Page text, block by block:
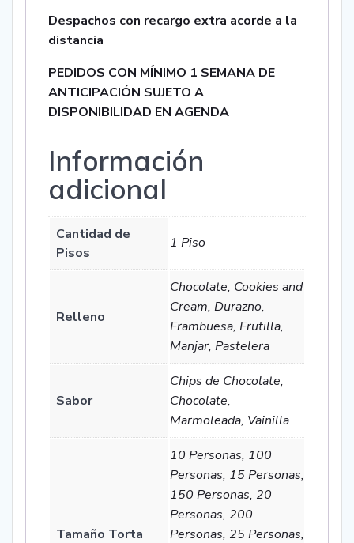
Despachos con recargo extra acorde a la
distancia
PEDIDOS CON MÍNIMO 1 SEMANA DE
ANTICIPACIÓN SUJETO A
DISPONIBILIDAD EN AGENDA
Información
adicional
Cantidad de
Pisos
1 Piso
Relleno
Chocolate, Cookies and
Cream, Durazno,
Frambuesa, Frutilla,
Manjar, Pastelera
Sabor
Chips de Chocolate,
Chocolate,
Marmoleada, Vainilla
Tamaño Torta
10 Personas, 100
Personas, 15 Personas,
150 Personas, 20
Personas, 200
Personas, 25 Personas,